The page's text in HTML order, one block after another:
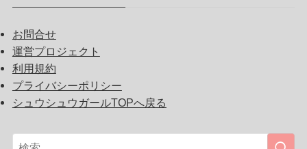
お問合せ
運営プロジェクト
利用規約
プライバシーポリシー
シュウシュウガールTOPへ戻る